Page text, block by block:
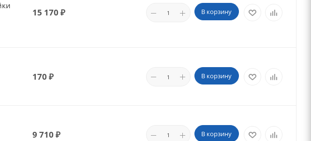
15 170 ₽ В корзину
170 ₽ В корзину
9 710 ₽ В корзину